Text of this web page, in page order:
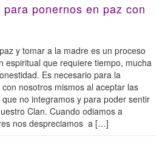
ponernos en paz con
y tomar a la madre es un proceso
espiritual que requiere tiempo, mucha
Es necesario para la
nosotros mismos al aceptar las
no integramos y para poder sentir
Clan. Cuando odiamos a
nos despreciamos a […]